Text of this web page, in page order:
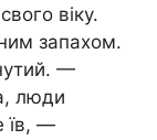
віку.
запахом.
—
люди
їв, —